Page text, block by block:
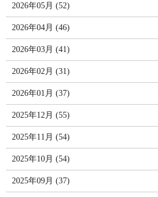
2026年05月 (52)
2026年04月 (46)
2026年03月 (41)
2026年02月 (31)
2026年01月 (37)
2025年12月 (55)
2025年11月 (54)
2025年10月 (54)
2025年09月 (37)